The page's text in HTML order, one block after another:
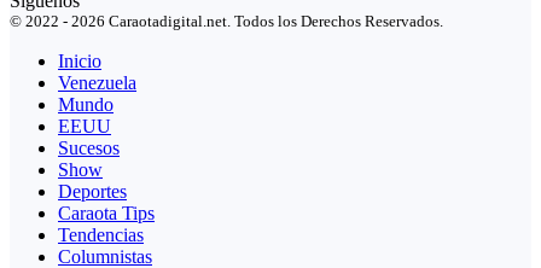
© 2022 - 2026 Caraotadigital.net. Todos los Derechos Reservados.
Inicio
Venezuela
Mundo
EEUU
Sucesos
Show
Deportes
Caraota Tips
Tendencias
Columnistas